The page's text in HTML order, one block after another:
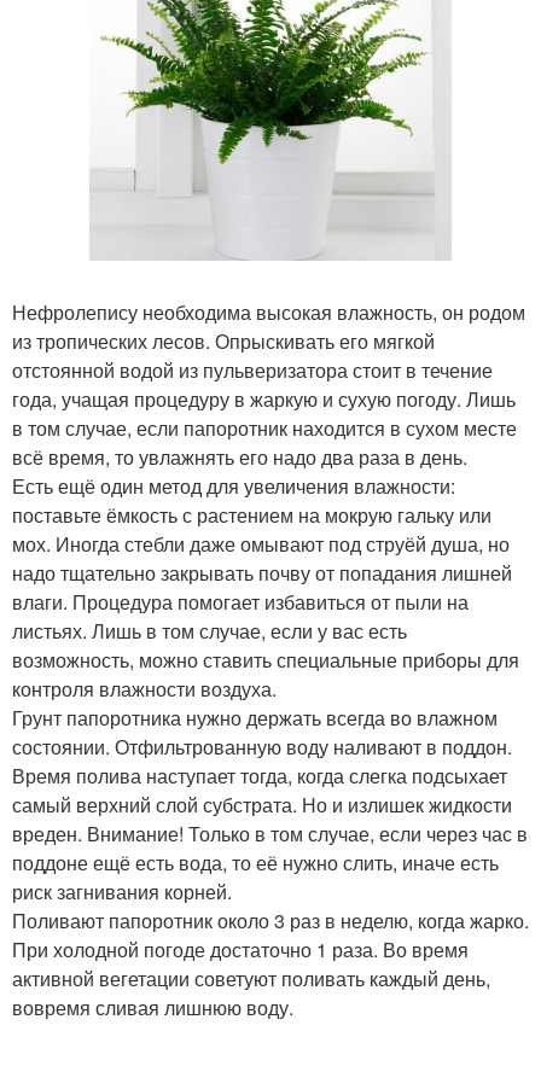
Нефролепису необходима высокая влажность, он родом
из тропических лесов. Опрыскивать его мягкой
отстоянной водой из пульверизатора стоит в течение
года, учащая процедуру в жаркую и сухую погоду. Лишь
в том случае, если папоротник находится в сухом месте
всё время, то увлажнять его надо два раза в день.
Есть ещё один метод для увеличения влажности:
поставьте ёмкость с растением на мокрую гальку или
мох. Иногда стебли даже омывают под струёй душа, но
надо тщательно закрывать почву от попадания лишней
влаги. Процедура помогает избавиться от пыли на
листьях. Лишь в том случае, если у вас есть
возможность, можно ставить специальные приборы для
контроля влажности воздуха.
Грунт папоротника нужно держать всегда во влажном
состоянии. Отфильтрованную воду наливают в поддон.
Время полива наступает тогда, когда слегка подсыхает
самый верхний слой субстрата. Но и излишек жидкости
вреден. Внимание! Только в том случае, если через час в
поддоне ещё есть вода, то её нужно слить, иначе есть
риск загнивания корней.
Поливают папоротник около 3 раз в неделю, когда жарко.
При холодной погоде достаточно 1 раза. Во время
активной вегетации советуют поливать каждый день,
вовремя сливая лишнюю воду.